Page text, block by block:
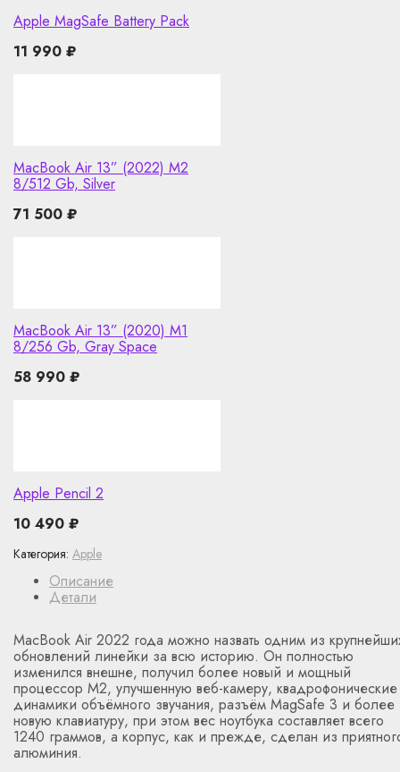
Описание
Детали
MacBook Air 2022 года можно назвать одним из
обновлений линейки за всю историю. Он полностью
изменился внешне, получил более новый и мощный
процессор M2, улучшенную веб-камеру, квадрофонические
динамики объёмного звучания, разъём MagSafe 3 и более
новую клавиатуру, при этом вес ноутбука составляет всего
1240 граммов, а корпус, как и прежде, сделан из
алюминия.
Категория: Apple
Apple MagSafe Battery Pack
11 990 ₽
MacBook Air 13” (2022) M2
8/512 Gb, Silver
71 500 ₽
MacBook Air 13” (2020) M1
8/256 Gb, Gray Space
58 990 ₽
Apple Pencil 2
10 490 ₽